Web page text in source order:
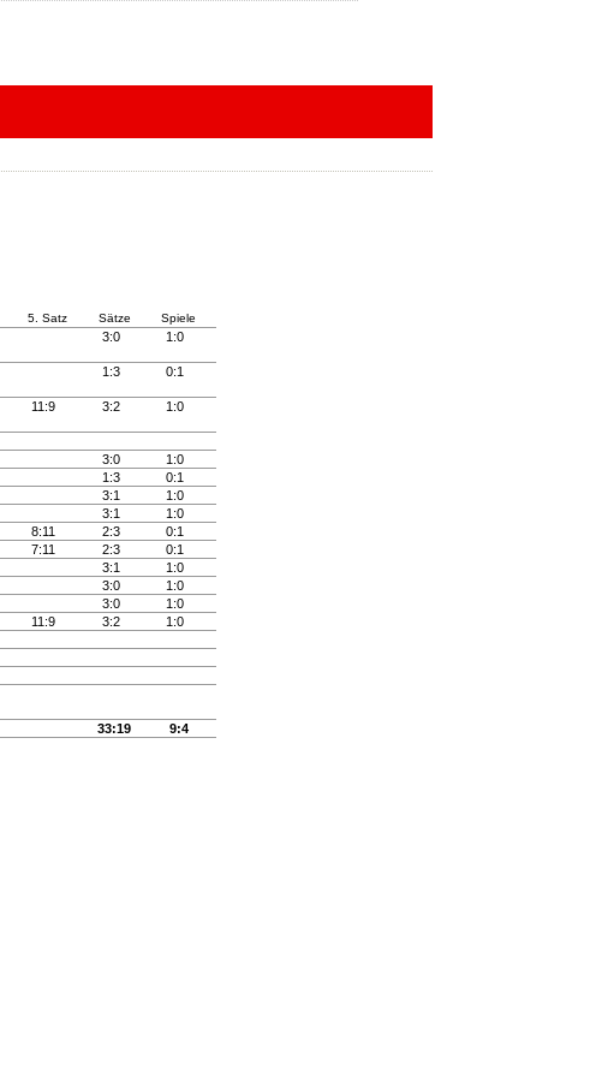
5. Satz Sätze Spiele
3:0 1:0
1:3 0:1
11:9 3:2 1:0
3:0
1:0
1:3
0:1
3:1
1:0
3:1
1:0
8:11 2:3
0:1
7:11 2:3
0:1
3:1
1:0
3:0
1:0
3:0
1:0
11:9 3:2
1:0
33:19 9:4